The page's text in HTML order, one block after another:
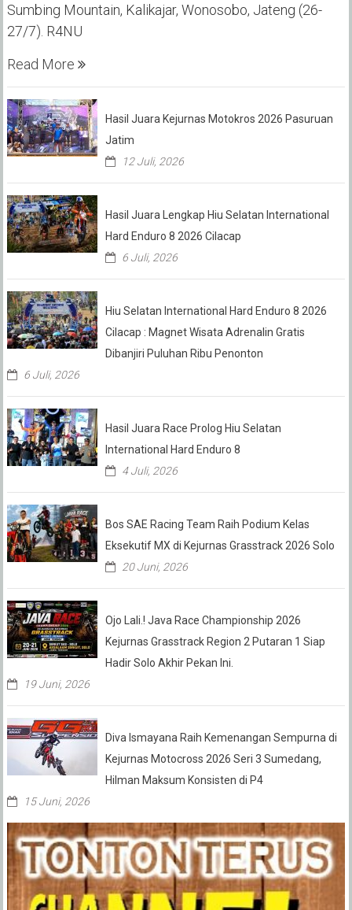
Sumbing Mountain, Kalikajar, Wonosobo, Jateng (26-
27/7). R4NU
Read More
Hasil Juara Kejurnas Motokros 2026 Pasuruan
Jatim
12 Juli, 2026
Hasil Juara Lengkap Hiu Selatan International
Hard Enduro 8 2026 Cilacap
6 Juli, 2026
Hiu Selatan International Hard Enduro 8 2026
Cilacap : Magnet Wisata Adrenalin Gratis
Dibanjiri Puluhan Ribu Penonton
6 Juli, 2026
Hasil Juara Race Prolog Hiu Selatan
International Hard Enduro 8
4 Juli, 2026
Bos SAE Racing Team Raih Podium Kelas
Eksekutif MX di Kejurnas Grasstrack 2026 Solo
20 Juni, 2026
Ojo Lali.! Java Race Championship 2026
Kejurnas Grasstrack Region 2 Putaran 1 Siap
Hadir Solo Akhir Pekan Ini.
19 Juni, 2026
Diva Ismayana Raih Kemenangan Sempurna di
Kejurnas Motocross 2026 Seri 3 Sumedang,
Hilman Maksum Konsisten di P4
15 Juni, 2026